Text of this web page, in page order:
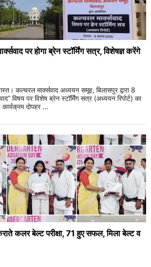
पर होगा ब्रेन स्टॉर्मिंग सत्र, विशेषज्ञ करेंगे
कल्चरल मार्क्सवाद अध्ययन समूह, बिलासपुर द्वारा 8
विषय पर विशेष ब्रेन स्टॉर्मिंग सत्र (अध्ययन रिपोर्ट) का
दोपहर ...
कलर बेल्ट परीक्षा, 71 हुए सफल, मिला बेल्ट व